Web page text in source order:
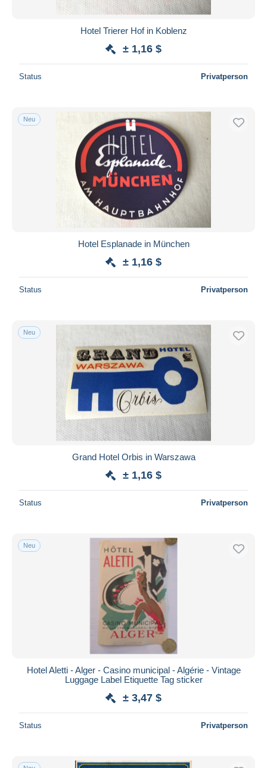
Hotel Trierer Hof in Koblenz
± 1,16 $
Status Privatperson
Neu
Hotel Esplanade in München
± 1,16 $
Status Privatperson
Neu
Grand Hotel Orbis in Warszawa
± 1,16 $
Status Privatperson
Neu
Hotel Aletti - Alger - Casino municipal - Algérie - Vintage
Luggage Label Etiquette Tag sticker
± 3,47 $
Status Privatperson